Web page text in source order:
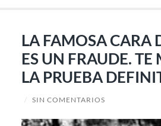
LA FAMOSA CARA
ES UN FRAUDE. TE
LA PRUEBA
/ SIN COMENTARIOS